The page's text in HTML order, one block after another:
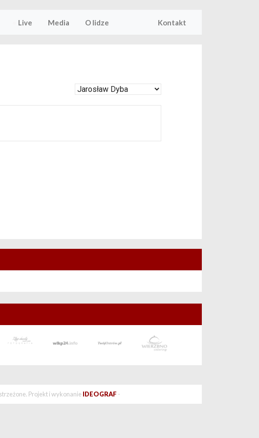
Live Media O lidze Kontakt
Projekt i wykonanie IDEOGRAF -